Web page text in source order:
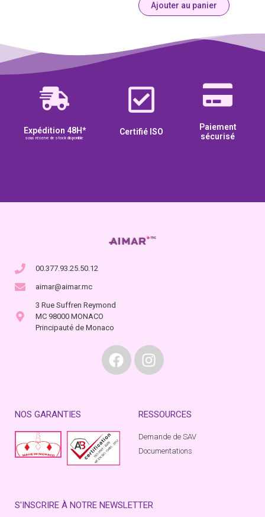
Ajouter au panier
Expédition 48H*
sous réserve de stock disponible
Certifié ISO
Paiement
sécurisé
00.377.93.25.50.12
aimar@aimar.mc
3 Rue Suffren Reymond
MC 98000 MONACO
Principauté de Monaco
NOS GARANTIES RESSOURCES
Demande de SAV
Documentations
S'INSCRIRE À NOTRE NEWSLETTER